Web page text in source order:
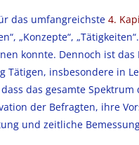
das umfangreichste 4.
„Konzepte“,
konnte. Dennoch ist
insbesondere in
das gesamte Spektrum
der Befragten, ihre
und zeitliche